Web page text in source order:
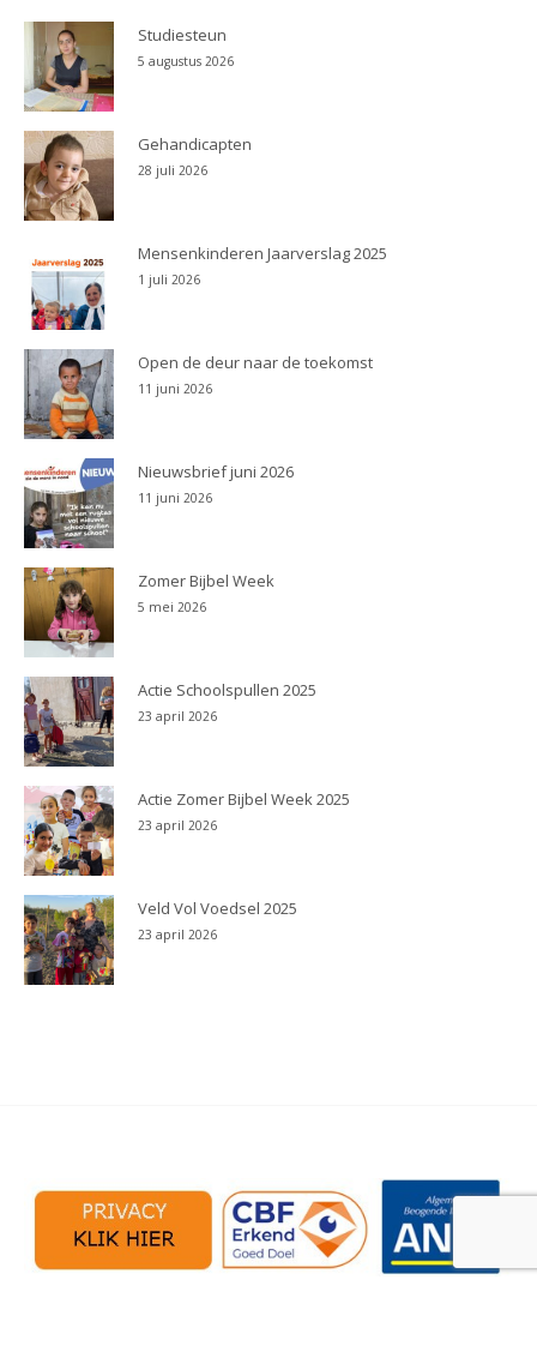
Studiesteun
5 augustus 2026
Gehandicapten
28 juli 2026
Mensenkinderen Jaarverslag 2025
1 juli 2026
Open de deur naar de toekomst
11 juni 2026
Nieuwsbrief juni 2026
11 juni 2026
Zomer Bijbel Week
5 mei 2026
Actie Schoolspullen 2025
23 april 2026
Actie Zomer Bijbel Week 2025
23 april 2026
Veld Vol Voedsel 2025
23 april 2026